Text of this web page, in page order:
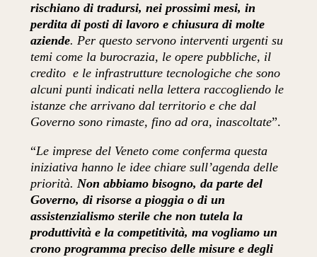
rischiano di tradursi, nei prossimi mesi, in
perdita di posti di lavoro e chiusura di molte
aziende. Per questo servono interventi urgenti su
temi come la burocrazia, le opere pubbliche, il
credito e le infrastrutture tecnologiche che sono
alcuni punti indicati nella lettera raccogliendo le
istanze che arrivano dal territorio e che dal
Governo sono rimaste, fino ad ora, inascoltate”.
“Le imprese del Veneto come conferma questa
iniziativa hanno le idee chiare sull’agenda delle
priorità.Non abbiamo bisogno, da parte del
Governo, di risorse a pioggia o di un
assistenzialismo sterile che non tutela la
produttività e la competitività, ma vogliamo un
crono programma preciso delle misure e degli